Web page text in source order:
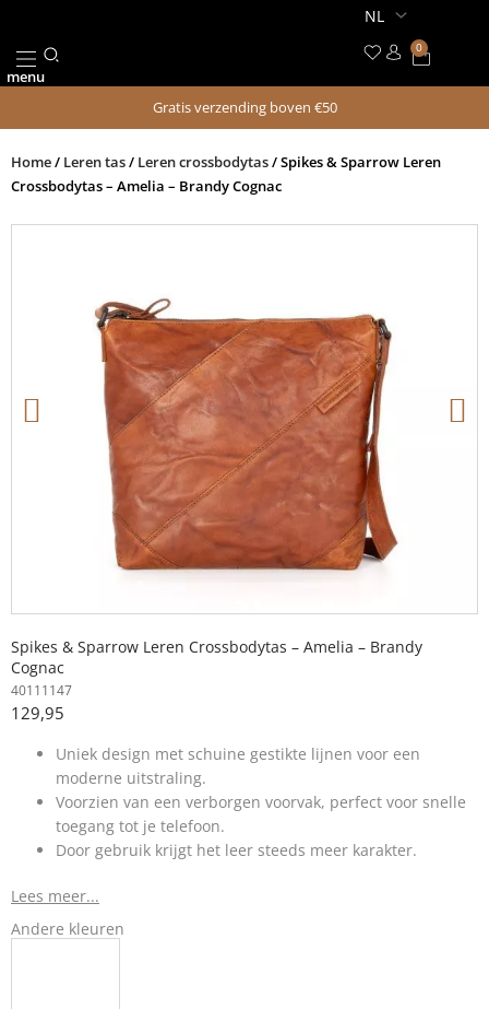
de
inhoud
menu
0
Gratis verzending boven €50
Home/ Leren tas/ Leren crossbodytas/ Spikes & Sparrow Leren
Crossbodytas – Amelia – Brandy Cognac
Spikes & Sparrow Leren Crossbodytas – Amelia – Brandy
Cognac
40111147
129,95
Uniek design met schuine gestikte lijnen voor een
moderne uitstraling.
Voorzien van een verborgen voorvak, perfect voor snelle
toegang tot je telefoon.
Door gebruik krijgt het leer steeds meer karakter.
Lees meer...
Andere kleuren